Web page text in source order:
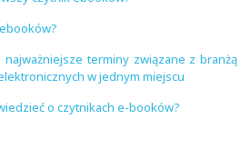
terminy związane z branżą
w jednym miejscu
o czytnikach e-booków?